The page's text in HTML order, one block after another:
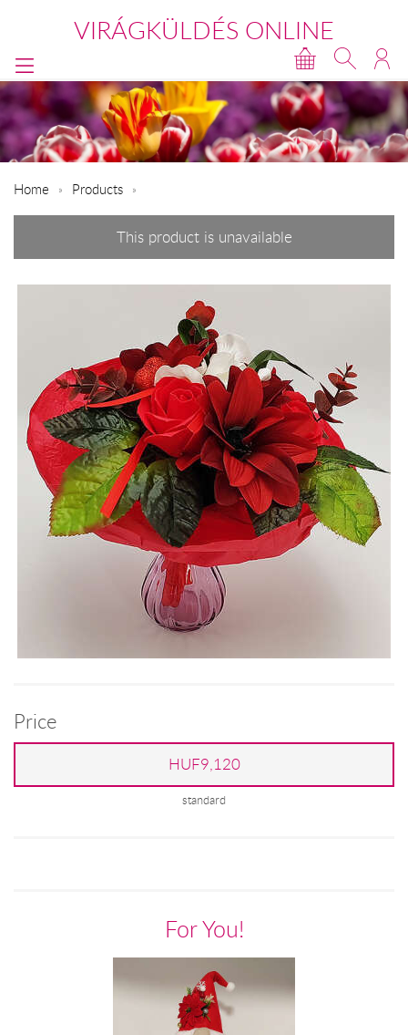
VIRÁGKÜLDÉS ONLINE
Home Products
This product is unavailable
Price
HUF9,120
standard
For You!